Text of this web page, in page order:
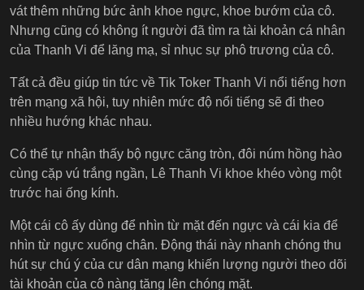
vát thêm những bức ảnh khoe ngực, khoe bướm của cô.
Nhưng cũng có không ít người đã tìm ra tài khoản cá nhân
của Thanh Vi để lăng mạ, sỉ nhục sự phô trương của cô.
Tất cả đều giúp tin tức về Tik Toker Thanh Vi nổi tiếng hơn
trên mạng xã hội, tuy nhiên mức độ nổi tiếng sẽ đi theo
nhiều hướng khác nhau.
Có thể tự nhận thấy bộ ngực căng tròn, đôi núm hồng hào
cùng cặp vú trắng ngần, Lê Thanh Vi khoe khéo vòng một
trước hai ống kính.
Một cái cô ấy dùng để nhìn từ mặt đến ngực và cái kia để
nhìn từ ngực xuống chân. Động thái này nhanh chóng thu
hút sự chú ý của cư dân mạng khiến lượng người theo dõi
tài khoản của cô nàng tăng lên chóng mặt.